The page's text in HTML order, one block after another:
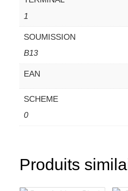
1
SOUMISSION
B13
EAN
SCHEME
0
Produits